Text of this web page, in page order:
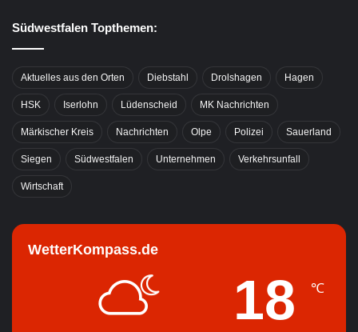
Südwestfalen Topthemen:
Aktuelles aus den Orten Diebstahl Drolshagen Hagen
HSK Iserlohn Lüdenscheid MK Nachrichten
Märkischer Kreis Nachrichten Olpe Polizei Sauerland
Siegen Südwestfalen Unternehmen Verkehrsunfall
Wirtschaft
WetterKompass.de
18 ℃